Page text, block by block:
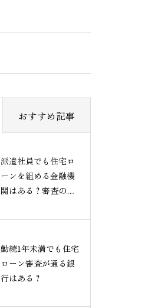
おすすめ記事
派遣社員でも住宅ロ
ーンを組める金融機
関はある？審査のポ
勤続1年未満でも住宅
ローン審査が通る銀
行はある？